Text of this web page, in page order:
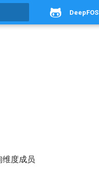
DeepFOS
维度成员